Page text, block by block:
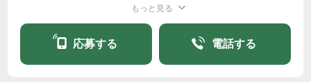
もっと見る
応募する 電話する